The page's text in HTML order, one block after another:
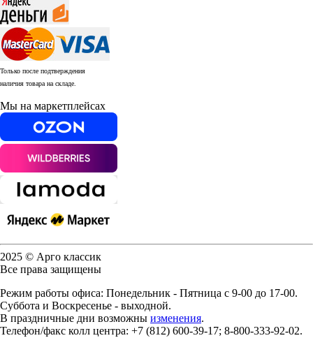
Только после подтверждения
наличия товара на складе.
Мы на маркетплейсах
2025 © Арго классик
Все права защищены
Режим работы офиса: Понедельник - Пятница с 9-00 до 17-00.
Суббота и Воскресенье - выходной.
В праздничные дни возможны изменения.
Телефон/факс колл центра: +7 (812) 600-39-17; 8-800-333-92-02.